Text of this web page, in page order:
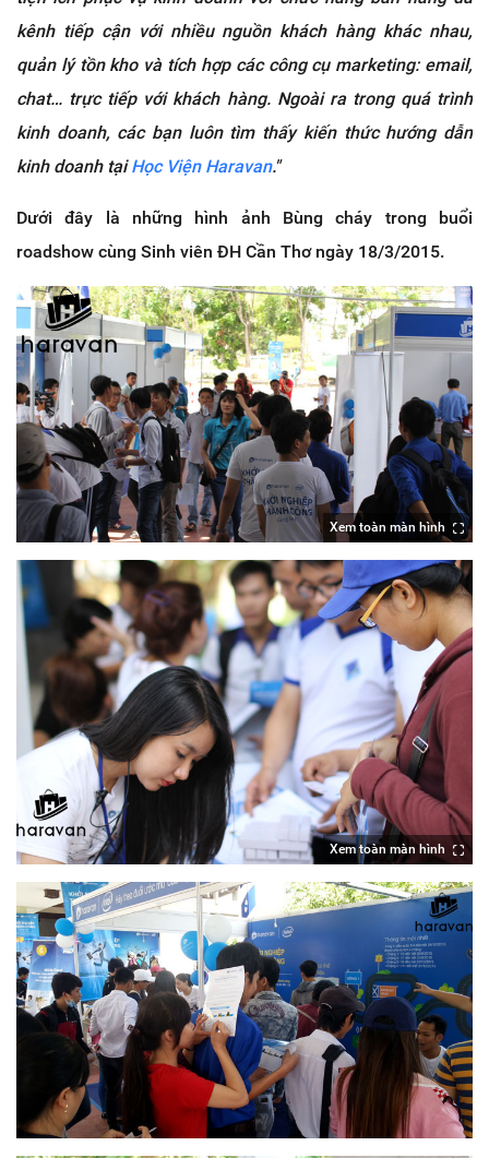
kênh tiếp cận với nhiều nguồn khách hàng khác nhau,
quản lý tồn kho và tích hợp các công cụ marketing: email,
chat… trực tiếp với khách hàng. Ngoài ra trong quá trình
kinh doanh, các bạn luôn tìm thấy kiến thức hướng dẫn
kinh doanh tạiHọc Viện Haravan."
Dưới đây là những hình ảnh Bùng cháy trong buổi
roadshow cùng Sinh viên ĐH Cần Thơ ngày 18/3/2015.
Xem toàn màn hình
Xem toàn màn hình